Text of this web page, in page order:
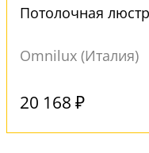
Потолочная
Omnilux (Италия)
20 168 ₽